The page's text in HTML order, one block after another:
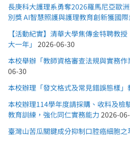
長庚科大護理系勇奪2026羅馬尼亞歐
別獎 AI智慧照護與護理教育創新獲國
【活動紀實】清華大學焦傳金特聘教
大一年」 2026-06-30
本校舉辦「教師資格審查法規與實務
06-30
本校辦理「發文格式及常見錯誤態樣」
本校辦理114學年度請採購、收料及檢
教育訓練，強化同仁實務能力 2026-
臺灣山苦瓜關鍵成分抑制口腔癌細胞